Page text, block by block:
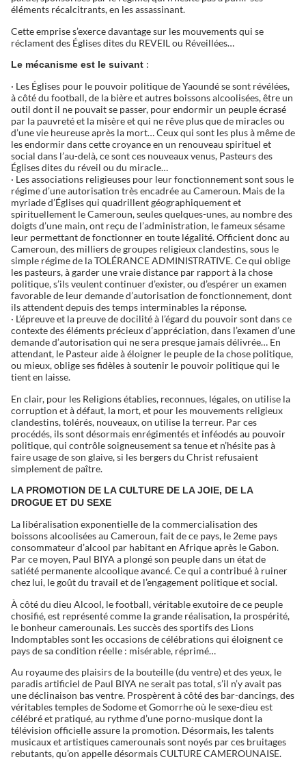
éléments récalcitrants, en les assassinant.
Cette emprise s’exerce davantage sur les mouvements qui se
réclament des Églises dites du REVEIL ou Réveillées…
Le mécanisme est le suivant :
· Les Églises pour le pouvoir politique de Yaoundé se sont révélées,
à côté du football, de la bière et autres boissons alcoolisées, être un
outil dont il ne pouvait se passer, pour endormir un peuple écrasé
par la pauvreté et la misère et qui ne rêve plus que de miracles ou
d’une vie heureuse après la mort… Ceux qui sont les plus à même de
les endormir dans cette croyance en un renouveau spirituel et
social dans l’au-delà, ce sont ces nouveaux venus, Pasteurs des
Églises dites du réveil ou du miracle…
· Les associations religieuses pour leur fonctionnement sont sous le
régime d’une autorisation très encadrée au Cameroun. Mais de la
myriade d’Églises qui quadrillent géographiquement et
spirituellement le Cameroun, seules quelques-unes, au nombre des
doigts d’une main, ont reçu de l’administration, le fameux sésame
leur permettant de fonctionner en toute légalité. Officient donc au
Cameroun, des milliers de groupes religieux clandestins, sous le
simple régime de la TOLÉRANCE ADMINISTRATIVE. Ce qui oblige
les pasteurs, à garder une vraie distance par rapport à la chose
politique, s’ils veulent continuer d’exister, ou d’espérer un examen
favorable de leur demande d’autorisation de fonctionnement, dont
ils attendent depuis des temps interminables la réponse.
· L’épreuve et la preuve de docilité à l’égard du pouvoir sont dans ce
contexte des éléments précieux d’appréciation, dans l’examen d’une
demande d’autorisation qui ne sera presque jamais délivrée… En
attendant, le Pasteur aide à éloigner le peuple de la chose politique,
ou mieux, oblige ses fidèles à soutenir le pouvoir politique qui le
tient en laisse.
En clair, pour les Religions établies, reconnues, légales, on utilise la
corruption et à défaut, la mort, et pour les mouvements religieux
clandestins, tolérés, nouveaux, on utilise la terreur. Par ces
procédés, ils sont désormais enrégimentés et inféodés au pouvoir
politique, qui contrôle soigneusement sa tenue et n’hésite pas à
faire usage de son glaive, si les bergers du Christ refusaient
simplement de paître.
LA PROMOTION DE LA CULTURE DE LA JOIE, DE LA
DROGUE ET DU SEXE
La libéralisation exponentielle de la commercialisation des
boissons alcoolisées au Cameroun, fait de ce pays, le 2eme pays
consommateur d’alcool par habitant en Afrique après le Gabon.
Par ce moyen, Paul BIYA a plongé son peuple dans un état de
satiété permanente alcoolique avancé. Ce qui a contribué à ruiner
chez lui, le goût du travail et de l’engagement politique et social.
À côté du dieu Alcool, le football, véritable exutoire de ce peuple
chosifié, est représenté comme la grande réalisation, la prospérité,
le bonheur camerounais. Les succès des sportifs des Lions
Indomptables sont les occasions de célébrations qui éloignent ce
pays de sa condition réelle : misérable, réprimé…
Au royaume des plaisirs de la bouteille (du ventre) et des yeux, le
paradis artificiel de Paul BIYA ne serait pas total, s’il n’y avait pas
une déclinaison bas ventre. Prospèrent à côté des bar-dancings, des
véritables temples de Sodome et Gomorrhe où le sexe-dieu est
célébré et pratiqué, au rythme d’une porno-musique dont la
télévision officielle assure la promotion. Désormais, les talents
musicaux et artistiques camerounais sont noyés par ces bruitages
rebutants, qu’on appelle désormais CULTURE CAMEROUNAISE.